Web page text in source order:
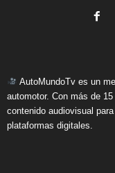
AutoMundoTv es un
automotor. Con más de
contenido audiovisual
plataformas digitales.